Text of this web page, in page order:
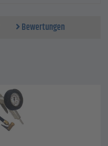
Bewertungen